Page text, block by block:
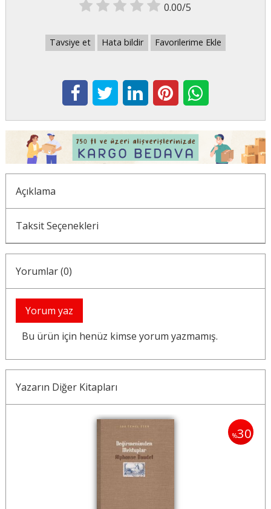
0.00/5
Tavsiye et Hata bildir Favorilerime Ekle
Açıklama
Taksit Seçenekleri
Yorumlar (0)
Yorum yaz
Bu ürün için henüz kimse yorum yazmamış.
Yazarın Diğer Kitapları
%30